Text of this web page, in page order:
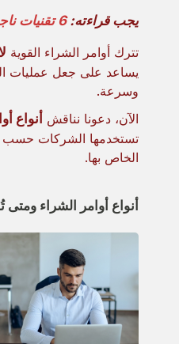
يجب قراءته:6 تقنيات ناجحة لتقدير المشاريع
تترك أوامر الشراء القوية
يساعد على جعل عمليات
وسرعة.
الآن، دعونا نناقش أنواع
تستخدمها الشركات حسب
الخاص بها.
أنواع أوامر الشراء